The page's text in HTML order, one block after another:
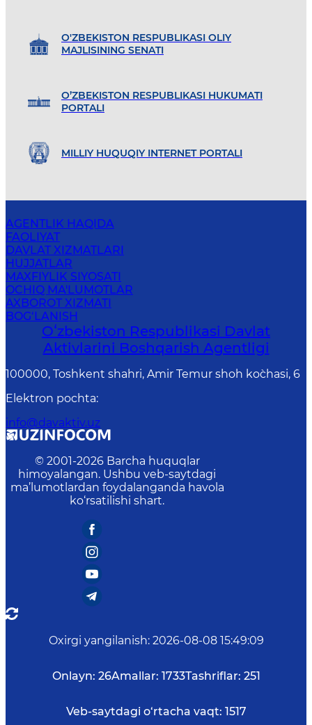
O'ZBEKISTON RESPUBLIKASI OLIY
MAJLISINING SENATI
O’ZBEKISTON RESPUBLIKASI HUKUMATI
PORTALI
MILLIY HUQUQIY INTERNET PORTALI
AGENTLIK HAQIDA
FAOLIYAT
DAVLAT XIZMATLARI
HUJJATLAR
MAXFIYLIK SIYOSATI
OCHIQ MA'LUMOTLAR
AXBOROT XIZMATI
BOG‘LANISH
Oʻzbekiston Respublikasi Davlat
Aktivlarini Boshqarish Agentligi
100000, Toshkent shahri, Amir Temur shoh ko`chasi, 6
Elektron pochta:
info@davaktiv.uz
© 2001-2026 Barcha huquqlar
himoyalangan. Ushbu veb-saytdagi
ma’lumotlardan foydalanganda havola
ko‘rsatilishi shart.
Oxirgi yangilanish: 2026-08-08 15:49:09
Onlayn: 26Amallar: 1733Tashriflar: 251
Veb-saytdagi o‘rtacha vaqt: 1517